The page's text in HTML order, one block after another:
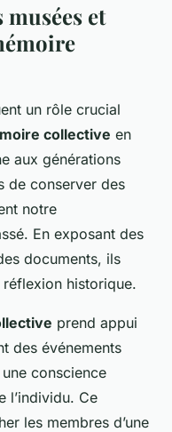
et
un rôle crucial
collective en
aux générations
de conserver des
notre
En exposant des
documents, ils
historique.
prend appui
des événements
conscience
l’individu. Ce
les membres d’une